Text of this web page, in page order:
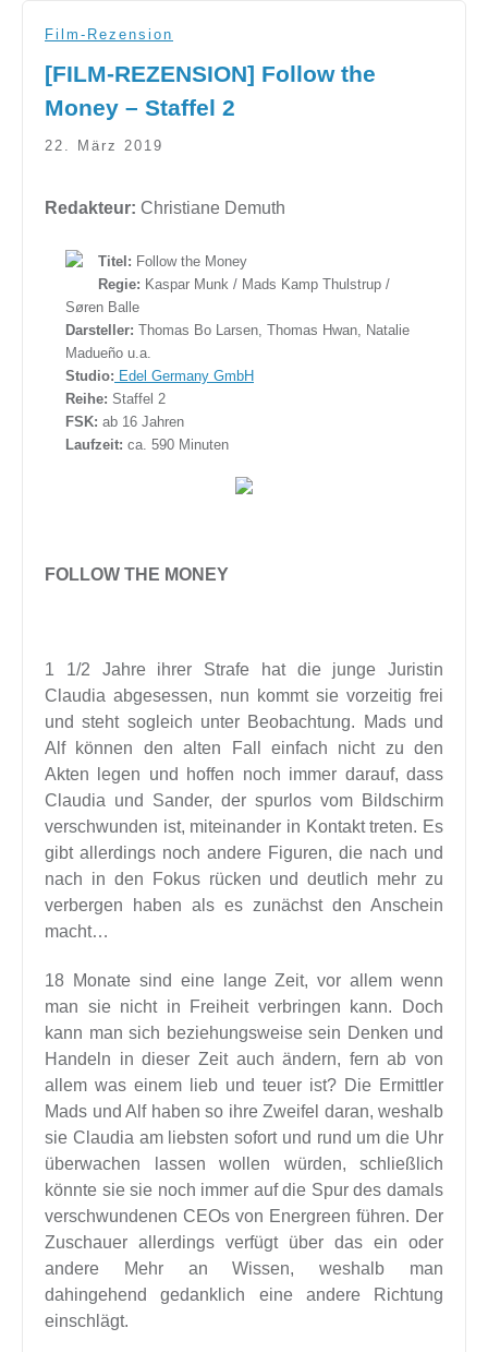
Film-Rezension
[FILM-REZENSION] Follow the
Money – Staffel 2
22. März 2019
Redakteur: Christiane Demuth
Titel: Follow the Money
Regie: Kaspar Munk / Mads Kamp Thulstrup /
Søren Balle
Darsteller: Thomas Bo Larsen, Thomas Hwan, Natalie
Madueño u.a.
Studio: Edel Germany GmbH
Reihe: Staffel 2
FSK: ab 16 Jahren
Laufzeit: ca. 590 Minuten
FOLLOW THE MONEY
1 1/2 Jahre ihrer Strafe hat die junge Juristin
Claudia abgesessen, nun kommt sie vorzeitig frei
und steht sogleich unter Beobachtung. Mads und
Alf können den alten Fall einfach nicht zu den
Akten legen und hoffen noch immer darauf, dass
Claudia und Sander, der spurlos vom Bildschirm
verschwunden ist, miteinander in Kontakt treten. Es
gibt allerdings noch andere Figuren, die nach und
nach in den Fokus rücken und deutlich mehr zu
verbergen haben als es zunächst den Anschein
macht…
18 Monate sind eine lange Zeit, vor allem wenn
man sie nicht in Freiheit verbringen kann. Doch
kann man sich beziehungsweise sein Denken und
Handeln in dieser Zeit auch ändern, fern ab von
allem was einem lieb und teuer ist? Die Ermittler
Mads und Alf haben so ihre Zweifel daran, weshalb
sie Claudia am liebsten sofort und rund um die Uhr
überwachen lassen wollen würden, schließlich
könnte sie sie noch immer auf die Spur des damals
verschwundenen CEOs von Energreen führen. Der
Zuschauer allerdings verfügt über das ein oder
andere Mehr an Wissen, weshalb man
dahingehend gedanklich eine andere Richtung
einschlägt.